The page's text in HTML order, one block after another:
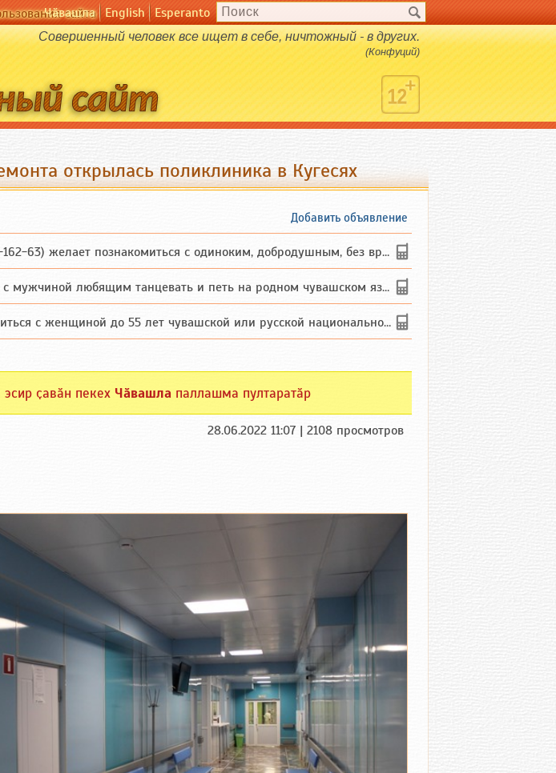
сайта
Чӑвашла English Esperanto
Совершенный человек все ищет в себе, ничтожный - в других.
(Конфуций)
открылась поликлиника в Кугесях
Добавить объявление
63) желает познакомиться с одиноким, добродушным, без вредных ...
мужчиной любящим танцевать и петь на родном чувашском языке
с женщиной до 55 лет чувашской или русской национальности дл...
ҫавӑн пекех Чӑвашла паллашма пултаратӑр
28.06.2022 11:07 | 2108 просмотров